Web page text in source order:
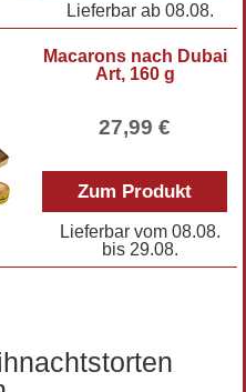
Lieferbar ab 08.08.
Macarons nach Dubai
Art, 160 g
27,99 €
Zum Produkt
Lieferbar vom 08.08.
bis 29.08.